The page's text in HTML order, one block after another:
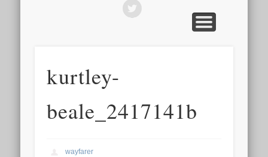
kurtley-
beale_2417141b
wayfarer